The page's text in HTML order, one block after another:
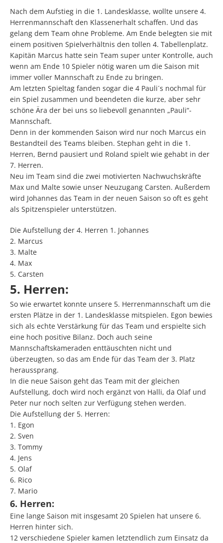
Nach dem Aufstieg in die 1. Landesklasse, wollte unsere 4.
Herrenmannschaft den Klassenerhalt schaffen. Und das
gelang dem Team ohne Probleme. Am Ende belegten sie mit
einem positiven Spielverhältnis den tollen 4. Tabellenplatz.
Kapitän Marcus hatte sein Team super unter Kontrolle, auch
wenn am Ende 10 Spieler nötig waren um die Saison mit
immer voller Mannschaft zu Ende zu bringen.
Am letzten Spieltag fanden sogar die 4 Pauli´s nochmal für
ein Spiel zusammen und beendeten die kurze, aber sehr
schöne Ära der bei uns so liebevoll genannten „Pauli“-
Mannschaft.
Denn in der kommenden Saison wird nur noch Marcus ein
Bestandteil des Teams bleiben. Stephan geht in die 1.
Herren, Bernd pausiert und Roland spielt wie gehabt in der
7. Herren.
Neu im Team sind die zwei motivierten Nachwuchskräfte
Max und Malte sowie unser Neuzugang Carsten. Außerdem
wird Johannes das Team in der neuen Saison so oft es geht
als Spitzenspieler unterstützen.
Die Aufstellung der 4. Herren 1. Johannes
2. Marcus
3. Malte
4. Max
5. Carsten
5. Herren:
So wie erwartet konnte unsere 5. Herrenmannschaft um die
ersten Plätze in der 1. Landesklasse mitspielen. Egon bewies
sich als echte Verstärkung für das Team und erspielte sich
eine hoch positive Bilanz. Doch auch seine
Mannschaftskameraden enttäuschten nicht und
überzeugten, so das am Ende für das Team der 3. Platz
heraussprang.
In die neue Saison geht das Team mit der gleichen
Aufstellung, doch wird noch ergänzt von Halli, da Olaf und
Peter nur noch selten zur Verfügung stehen werden.
Die Aufstellung der 5. Herren:
1. Egon
2. Sven
3. Tommy
4. Jens
5. Olaf
6. Rico
7. Mario
6. Herren:
Eine lange Saison mit insgesamt 20 Spielen hat unsere 6.
Herren hinter sich.
12 verschiedene Spieler kamen letztendlich zum Einsatz da